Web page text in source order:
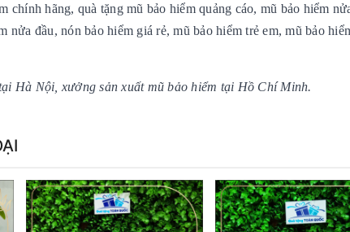
chính hãng, quà tặng mũ bảo hiểm quảng cáo, mũ bảo hiểm
nửa đầu, nón bảo hiểm giá rẻ, mũ bảo hiểm trẻ em, mũ bảo
Hà Nội, xưởng sản xuất mũ bảo hiểm tại Hồ Chí Minh.